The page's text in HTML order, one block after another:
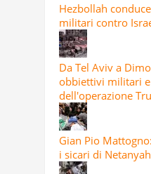
Hezbollah
militari contro
Da Tel Aviv a
obbiettivi militari
dell'operazione
Gian Pio
i sicari di